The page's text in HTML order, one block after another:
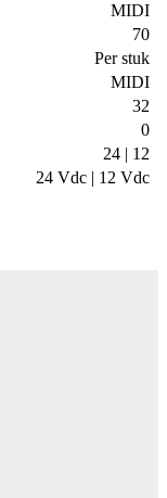
MIDI
70
Per stuk
MIDI
32
0
24 | 12
24 Vdc | 12 Vdc